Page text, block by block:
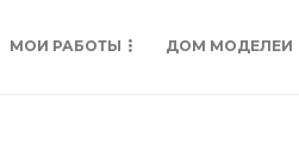
МОИ РАБОТЫ ДОМ МОДЕЛЕИ